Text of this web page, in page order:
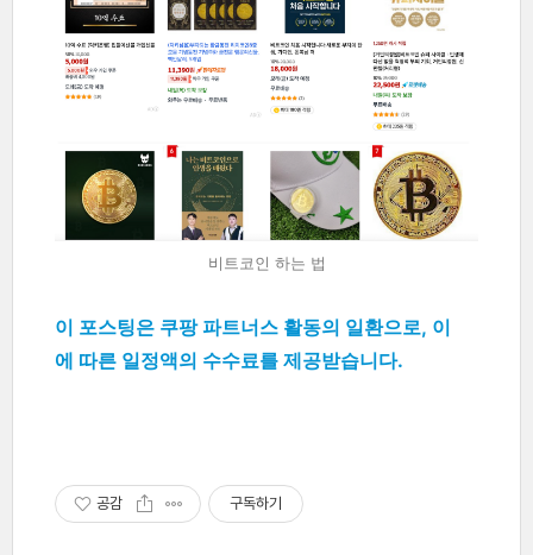
비트코인 하는 법
이 포스팅은 쿠팡 파트너스 활동의 일환으로, 이
에 따른 일정액의 수수료를 제공받습니다.
공감 구독하기